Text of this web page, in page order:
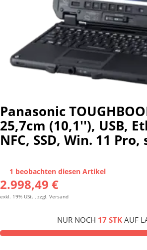
Panasonic
25,7cm (10,1''), USB,
NFC, SSD, Win. 11
1 beobachten diesen Artikel
2.998,49 €
exkl. 19% USt. , zzgl. Versand
NUR NOCH 17 STK AUF